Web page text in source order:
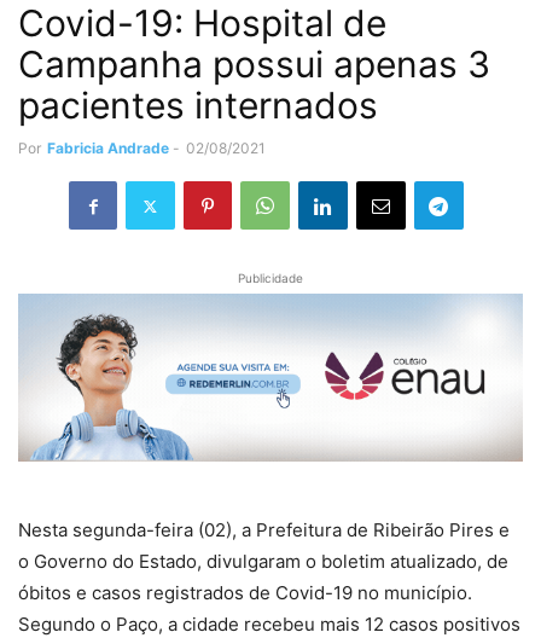
Covid-19: Hospital de
Campanha possui apenas 3
pacientes internados
Por Fabricia Andrade - 02/08/2021
Publicidade
Nesta segunda-feira (02), a Prefeitura de Ribeirão Pires e
o Governo do Estado, divulgaram o boletim atualizado, de
óbitos e casos registrados de Covid-19 no município.
Segundo o Paço, a cidade recebeu mais 12 casos positivos